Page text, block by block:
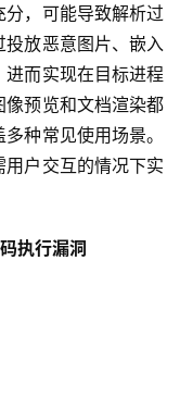
分，可能导致解析过
放恶意图片、嵌入
而实现在目标进程
像预览和文档渲染都
种常见使用场景。
户交互的情况下实
执行漏洞